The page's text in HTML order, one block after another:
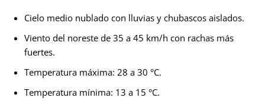
Cielo medio nublado con lluvias y chubascos aislados.
Viento del noreste de 35 a 45 km/h con rachas más
fuertes.
Temperatura máxima: 28 a 30 °C.
Temperatura mínima: 13 a 15 °C.